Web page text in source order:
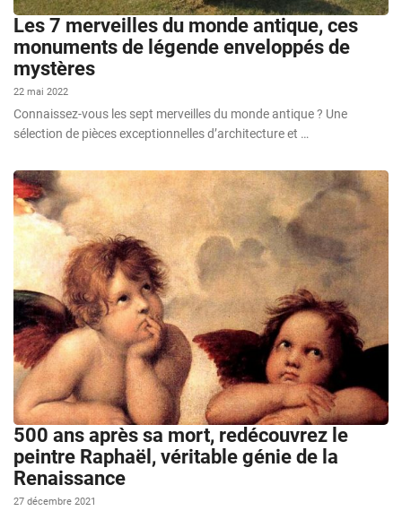
Les 7 merveilles du monde antique, ces
monuments de légende enveloppés de
mystères
22 mai 2022
Connaissez-vous les sept merveilles du monde antique ? Une
sélection de pièces exceptionnelles d’architecture et …
500 ans après sa mort, redécouvrez le
peintre Raphaël, véritable génie de la
Renaissance
27 décembre 2021